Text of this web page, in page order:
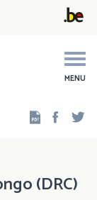
MENU
(DRC)